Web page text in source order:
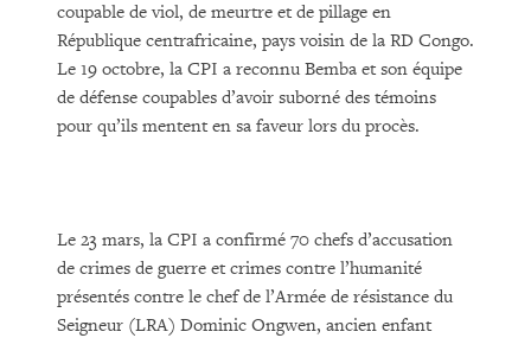
coupable de viol, de meurtre et de pillage en
République centrafricaine, pays voisin de la RD Congo.
Le 19 octobre, la CPI a reconnu Bemba et son équipe
de défense coupables d’avoir suborné des témoins
pour qu’ils mentent en sa faveur lors du procès.
Le 23 mars, la CPI a confirmé 70 chefs d’accusation
de crimes de guerre et crimes contre l’humanité
présentés contre le chef de l’Armée de résistance du
Seigneur (LRA) Dominic Ongwen, ancien enfant